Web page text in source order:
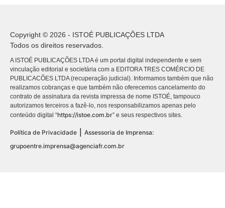
Copyright © 2026 - ISTOÉ PUBLICAÇÕES LTDA
Todos os direitos reservados.
A ISTOÉ PUBLICAÇÕES LTDA é um portal digital independente e sem
vinculação editorial e societária com a EDITORA TRES COMÉRCIO DE
PUBLICACÕES LTDA (recuperação judicial). Informamos também que não
realizamos cobranças e que também não oferecemos cancelamento do
contrato de assinatura da revista impressa de nome ISTOÉ, tampouco
autorizamos terceiros a fazê-lo, nos responsabilizamos apenas pelo
conteúdo digital “https://istoe.com.br” e seus respectivos sites.
Política de Privacidade
Assessoria de Imprensa:
grupoentre.imprensa@agenciafr.com.br